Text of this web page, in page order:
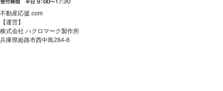
不動産応援.com
【運営】
株式会社 ハクロマーク製作所
兵庫県姫路市西中島284-8